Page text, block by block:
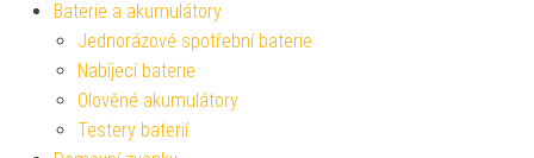
Baterie a akumulátory
Jednorázové spotřební baterie
Nabíjecí baterie
Olověné akumulátory
Testery baterií